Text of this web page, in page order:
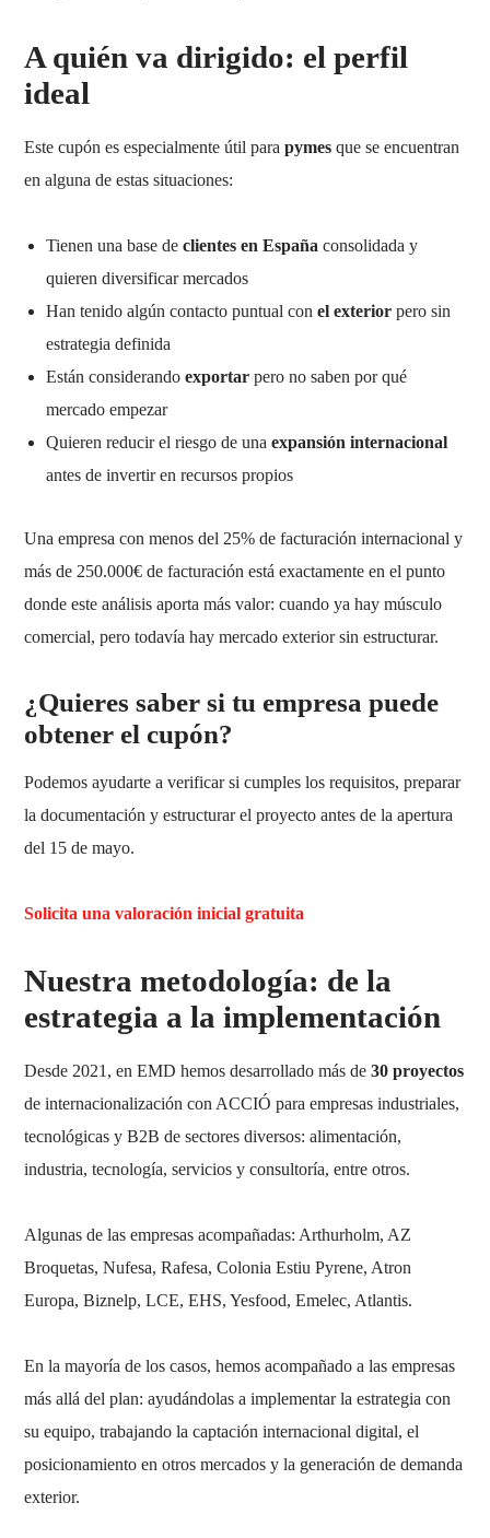
A quién va dirigido: el perfil
ideal
Este cupón es especialmente útil parapymes que se encuentran
en alguna de estas situaciones:
Tienen una base declientes en Españaconsolidada y
quieren diversificar mercados
Han tenido algún contacto puntual conel exterior pero sin
estrategia definida
Están considerandoexportar pero no saben por qué
mercado empezar
Quieren reducir el riesgo de unaexpansión internacional
antes de invertir en recursos propios
Una empresa con menos del 25% de facturación internacional y
más de 250.000€ de facturación está exactamente en el punto
donde este análisis aporta más valor: cuando ya hay músculo
comercial, pero todavía hay mercado exterior sin estructurar.
¿Quieres saber si tu empresa puede
obtener el cupón?
Podemos ayudarte a verificar si cumples los requisitos, preparar
la documentación y estructurar el proyecto antes de la apertura
del 15 de mayo.
Solicita una valoración inicial gratuita
Nuestra metodología: de la
estrategia a la implementación
Desde 2021, en EMD hemos desarrollado más de30 proyectos
de internacionalización con ACCIÓ para empresas industriales,
tecnológicas y B2B de sectores diversos: alimentación,
industria, tecnología, servicios y consultoría, entre otros.
Algunas de las empresas acompañadas: Arthurholm, AZ
Broquetas, Nufesa, Rafesa, Colonia Estiu Pyrene, Atron
Europa, Biznelp, LCE, EHS, Yesfood, Emelec, Atlantis.
En la mayoría de los casos, hemos acompañado a las empresas
más allá del plan: ayudándolas a implementar la estrategia con
su equipo, trabajando la captación internacional digital, el
posicionamiento en otros mercados y la generación de demanda
exterior.